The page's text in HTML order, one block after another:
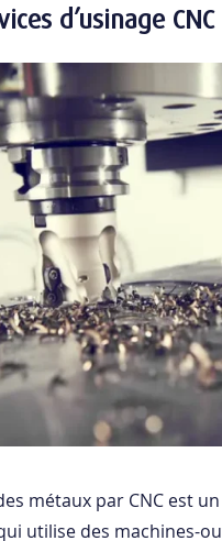
métaux par CNC est
utilise des machines-
d’usinage